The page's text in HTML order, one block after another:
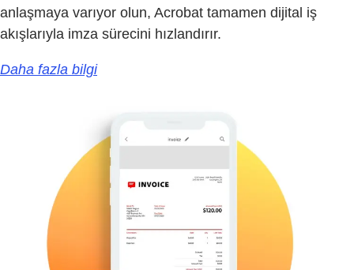
anlaşmaya varıyor olun, Acrobat tamamen dijital iş
akışlarıyla imza sürecini hızlandırır.
Daha fazla bilgi